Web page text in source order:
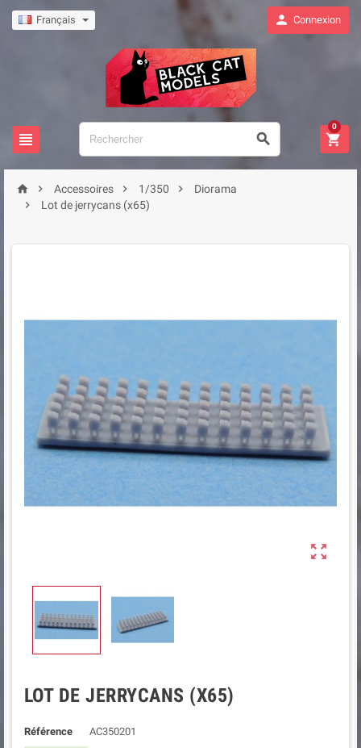
Français  Connexion
  
0
  Accessoires  1/350 
Diorama

Lot de jerrycans (x65)

LOT DE JERRYCANS (X65)
Référence AC350201